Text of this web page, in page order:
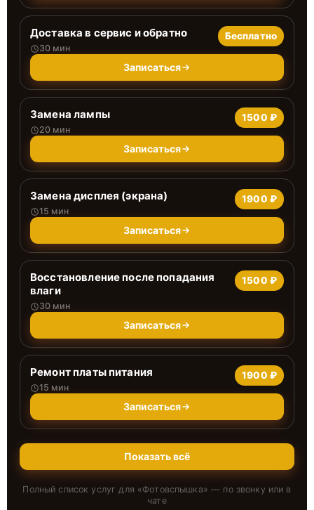
Доставка в сервис и обратно
30 мин
Бесплатно
Записаться
Замена лампы
20 мин
1500 ₽
Записаться
Замена дисплея (экрана)
15 мин
1900 ₽
Записаться
Восстановление после попадания
влаги
30 мин
1500 ₽
Записаться
Ремонт платы питания
15 мин
1900 ₽
Записаться
Показать всё
Полный список услуг для «Фотовспышка» — по звонку или в
чате